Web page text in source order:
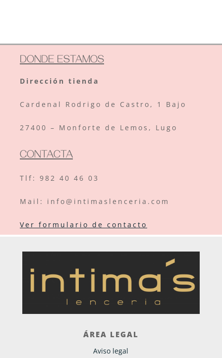
64.99€.45.49€.
DONDE ESTAMOS
Dirección tienda
Cardenal Rodrigo de Castro, 1 Bajo
27400 – Monforte de Lemos, Lugo
CONTACTA
Tlf: 982 40 46 03
Mail: info@intimaslenceria.com
Ver formulario de contacto
ÁREA LEGAL
Aviso legal